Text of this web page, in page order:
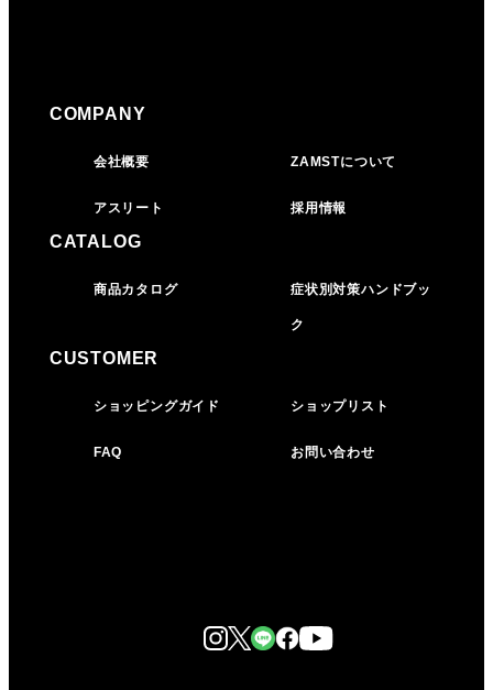
COMPANY
会社概要 ZAMSTについて
アスリート 採用情報
CATALOG
商品カタログ 症状別対策ハンドブッ
ク
CUSTOMER
ショッピングガイド ショップリスト
FAQ お問い合わせ